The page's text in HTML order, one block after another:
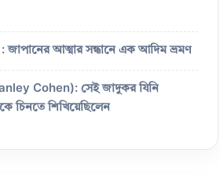
জাপানের আত্মার সন্ধানে এক আদিম ভ্রমণ
Cohen): সেই জাদুকর যিনি
চিনতে শিখিয়েছিলেন